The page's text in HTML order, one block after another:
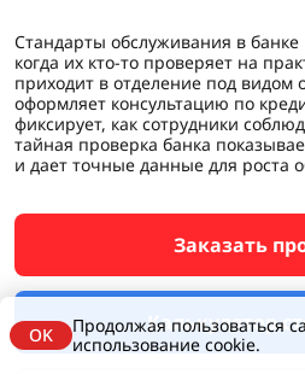
Стандарты обслуживания в банке
когда их кто-то проверяет на
приходит в отделение под видом
оформляет консультацию по
фиксирует, как сотрудники
тайная проверка банка
и дает точные данные для роста
Заказать
Калькулятор
OK
Продолжая пользоваться
использование cookie.